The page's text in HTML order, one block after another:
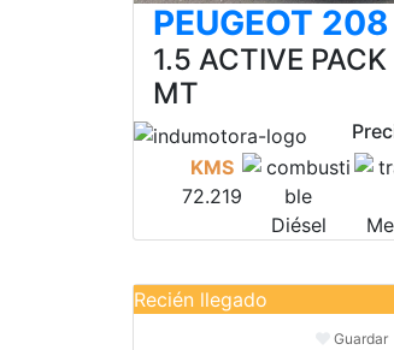
PEUGEOT 208
1.5 ACTIVE
MT
KMS
72.219
Diésel
Recién llegado
Guardar